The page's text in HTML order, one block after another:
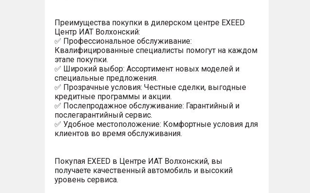
Преимущества покупки в дилерском центре EXEED
Центр ИАТ Волхонский:
✅ Профессиональное обслуживание:
Квалифицированные специалисты помогут на каждом
этапе покупки.
✅ Широкий выбор: Ассортимент новых моделей и
специальные предложения.
✅ Прозрачные условия: Честные сделки, выгодные
кредитные программы и акции.
✅ Послепродажное обслуживание: Гарантийный и
послегарантийный сервис.
✅ Удобное местоположение: Комфортные условия для
клиентов во время обслуживания.
Покупая EXEED в Центре ИАТ Волхонский, вы
получаете качественный автомобиль и высокий
уровень сервиса.